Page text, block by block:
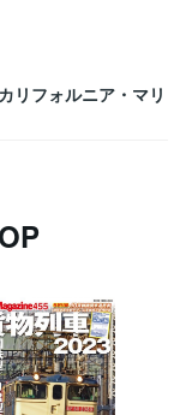
リフォルニア・マリ